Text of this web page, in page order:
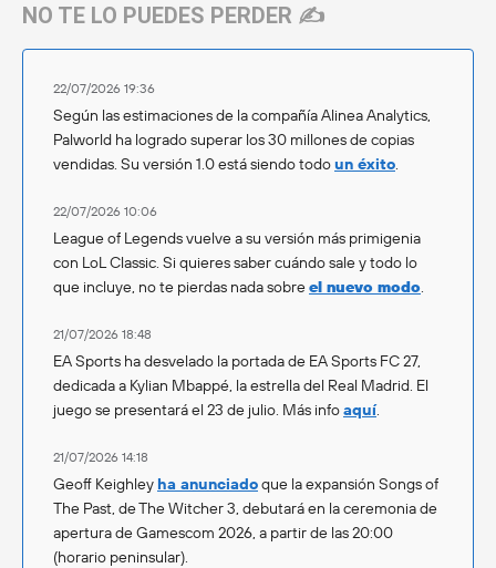
NO TE LO PUEDES PERDER ✍️
22/07/2026 19:36
Según las estimaciones de la compañía Alinea Analytics,
Palworld ha logrado superar los 30 millones de copias
vendidas. Su versión 1.0 está siendo todoun éxito.
22/07/2026 10:06
League of Legends vuelve a su versión más primigenia
con LoL Classic. Si quieres saber cuándo sale y todo lo
que incluye, no te pierdas nada sobreel nuevo modo.
21/07/2026 18:48
EA Sports ha desvelado la portada de EA Sports FC 27,
dedicada a Kylian Mbappé, la estrella del Real Madrid. El
juego se presentará el 23 de julio. Más infoaquí.
21/07/2026 14:18
Geoff Keighley ha anunciadoque la expansión Songs of
The Past, de The Witcher 3, debutará en la ceremonia de
apertura de Gamescom 2026, a partir de las 20:00
(horario peninsular).